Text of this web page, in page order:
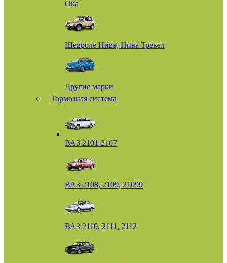
Ока
Шевроле Нива, Нива Тревел
Другие марки
Тормозная система
ВАЗ 2101-2107
ВАЗ 2108, 2109, 21099
ВАЗ 2110, 2111, 2112